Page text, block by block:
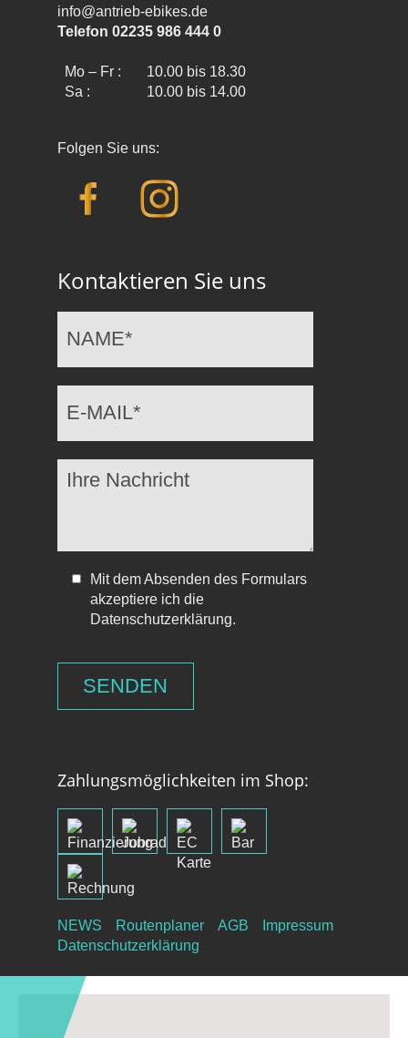
info@antrieb-ebikes.de
Telefon 02235 986 444 0
Mo – Fr :
Sa :
10.00 bis 18.30
10.00 bis 14.00
Folgen Sie uns:
Kontaktieren Sie uns
Mit dem Absenden des Formulars
akzeptiere ich die
Datenschutzerklärung.
Zahlungsmöglichkeiten im Shop:
NEWS Routenplaner AGB
Impressum
Datenschutzerklärung